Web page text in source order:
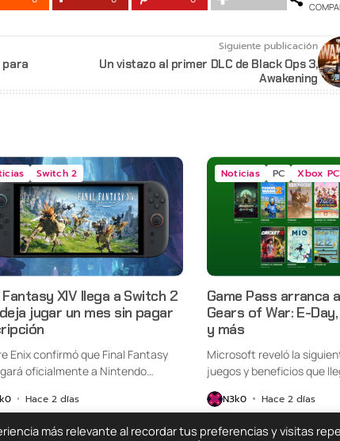
para
Siguiente publicación
Un vistazo al primer DLC de Black Ops 3,
Awakening
Switch 2
Fantasy XIV llega a Switch 2
jugar un mes sin pagar
Enix confirmó que Final Fantasy
oficialmente a Nintendo
Hace 2 días
Noticias PC Xbox PC
Game Pass arranca
Gears of War: E-
y más
Microsoft reveló la
juegos y beneficios que
N3k0 Hace 2 días
más relevante al recordar tus preferencias y visitas